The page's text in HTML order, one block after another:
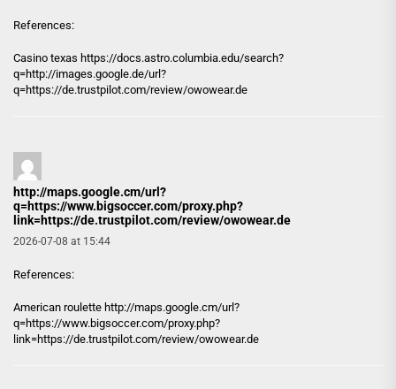
References:
Casino texas https://docs.astro.columbia.edu/search?
q=http://images.google.de/url?
q=https://de.trustpilot.com/review/owowear.de
http://maps.google.cm/url?
q=https://www.bigsoccer.com/proxy.php?
link=https://de.trustpilot.com/review/owowear.de
2026-07-08 at 15:44
References:
American roulette http://maps.google.cm/url?
q=https://www.bigsoccer.com/proxy.php?
link=https://de.trustpilot.com/review/owowear.de